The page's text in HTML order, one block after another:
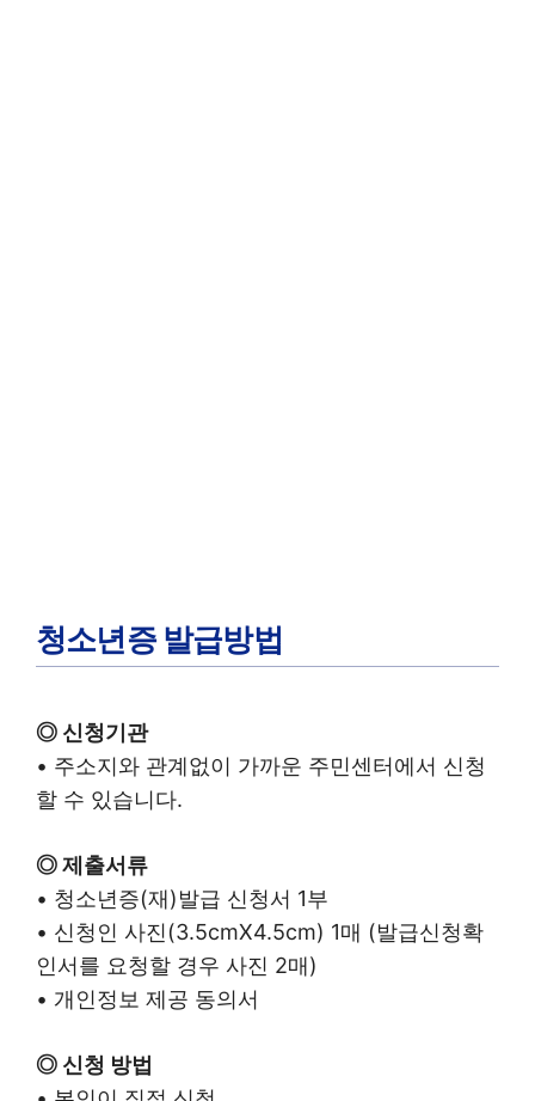
청소년증 발급방법
◎ 신청기관
• 주소지와 관계없이 가까운 주민센터에서 신청
할 수 있습니다.
◎ 제출서류
• 청소년증(재)발급 신청서 1부
• 신청인 사진(3.5cmX4.5cm) 1매 (발급신청확
인서를 요청할 경우 사진 2매)
• 개인정보 제공 동의서
◎ 신청 방법